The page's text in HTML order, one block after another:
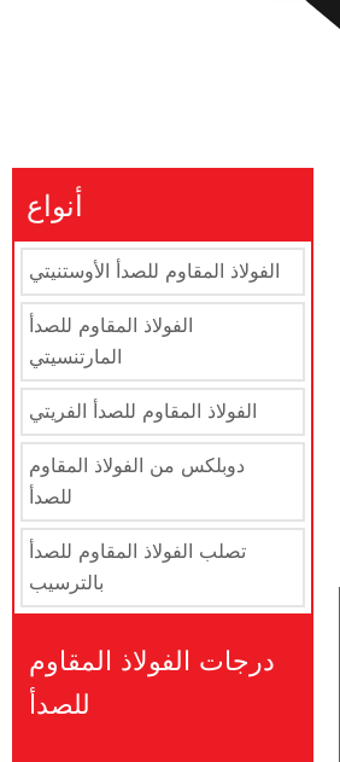
أنواع
الفولاذ المقاوم للصدأ الأوستنيتي
الفولاذ المقاوم للصدأ
المارتنسيتي
الفولاذ المقاوم للصدأ الفريتي
دوبلكس من الفولاذ المقاوم
للصدأ
تصلب الفولاذ المقاوم للصدأ
بالترسيب
درجات الفولاذ المقاوم
للصدأ